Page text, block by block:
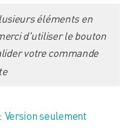
éléments en
d'utiliser le bouton
votre commande
Version seulement